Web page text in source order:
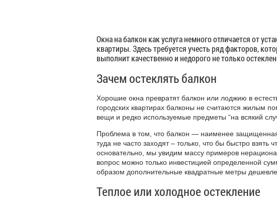
Окна на балкон как услуга немного отличается от
квартиры. Здесь требуется учесть ряд факторов,
выполнит качественно и недорого не только
Зачем остеклять балкон
Хорошие окна превратят балкон или лоджию в
городских квартирах балконы не считаются жилым
вещи и редко используемые предметы “на всякий
Проблема в том, что балкон — наименее
туда не часто заходят – только, что бы быстро взять
основательно, мы увидим массу примеров
вопрос можно только инвестицией определенной
образом дополнительные квадратные метры
Теплое или холодное остекление